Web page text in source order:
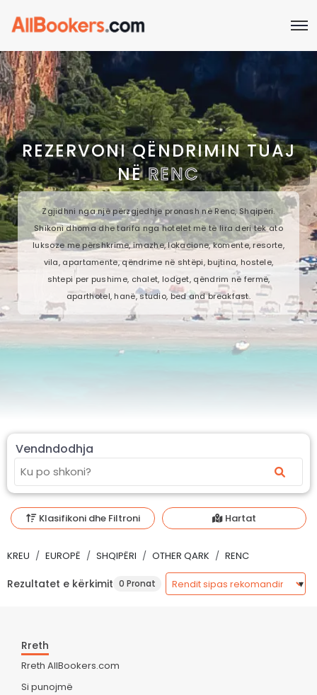
REZERVONI QËNDRIMIN TUAJ
NËRENC
Zgjidhni nga një përzgjedhje pronash në Renc, Shqipëri.
Shikoni dhoma dhe tarifa nga hotelet më të lira deri tek ato
luksoze me përshkrime, imazhe, lokacione, komente, resorte,
vila, apartamente, qëndrime në shtëpi, bujtina, hostele,
shtepi per pushime, chalet, lodget, qëndrim në fermë,
aparthotel, hanë, studio, bed and breakfast.
Vendndodhja
Klasifikoni dhe Filtroni Hartat
KREU EUROPË SHQIPËRI OTHER QARK RENC
Rezultatet e kërkimit 0 Pronat
Rreth
Rreth AllBookers.com
Si punojmë